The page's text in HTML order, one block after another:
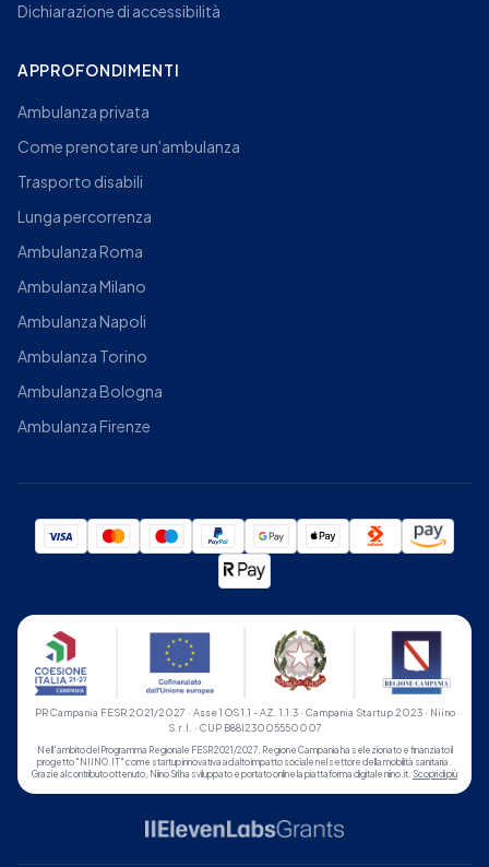
Dichiarazione di accessibilità
APPROFONDIMENTI
Ambulanza privata
Come prenotare un'ambulanza
Trasporto disabili
Lunga percorrenza
Ambulanza Roma
Ambulanza Milano
Ambulanza Napoli
Ambulanza Torino
Ambulanza Bologna
Ambulanza Firenze
PR Campania FESR 2021/2027 · Asse 1 OS 1.1 - AZ. 1.1.3 · Campania Startup 2023 · Niino
S.r.l. · CUP B88I23005550007
Nell'ambito del Programma Regionale FESR 2021/2027, Regione Campania ha selezionato e finanziato il
progetto "NIINO.IT" come startup innovativa ad alto impatto sociale nel settore della mobilità sanitaria.
Grazie al contributo ottenuto, Niino Srl ha sviluppato e portato online la piattaforma digitale niino.it. Scopri di più